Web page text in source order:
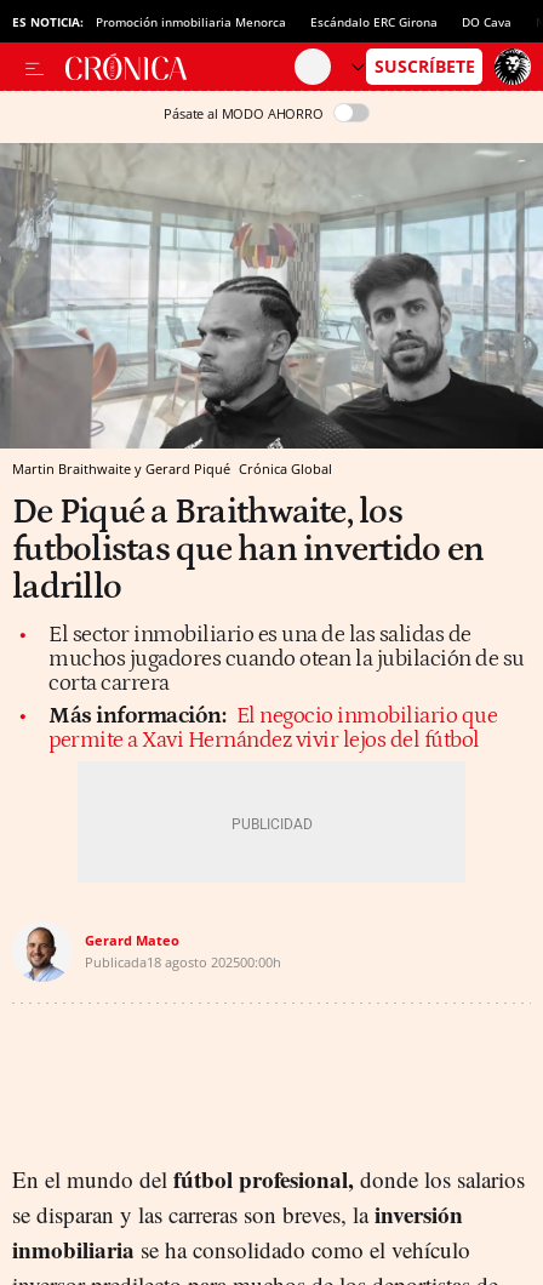
ES NOTICIA: Promoción inmobiliaria Menorca Escándalo ERC Girona DO Cava
Pásate al MODO AHORRO
Martin Braithwaite y Gerard Piqué Crónica Global
De Piqué a Braithwaite, los
futbolistas que han invertido en
ladrillo
El sector inmobiliario es una de las salidas de
muchos jugadores cuando otean la jubilación de su
corta carrera
Más información: El negocio inmobiliario que
permite a Xavi Hernández vivir lejos del fútbol
Gerard Mateo
Publicada18 agosto 202500:00h
En el mundo del fútbol profesional, donde los salarios
se disparan y las carreras son breves, lainversión
inmobiliaria se ha consolidado como el vehículo